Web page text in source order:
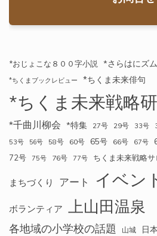
*おじょこな８００字小説 *さらはにズ
*ちくまブックレビュー *ちくま未来俳句
*ちくま未来戦略
*千曲川柳会 *特集 27号 29号 33号
53号
56号 58号 60号 65号 66号 67号
72号 75号 76号 77号 ちくま未来戦略サ
まちづくり アート イベン
ボランティア 上山田温泉
各地域の小学校の話題 山城 日